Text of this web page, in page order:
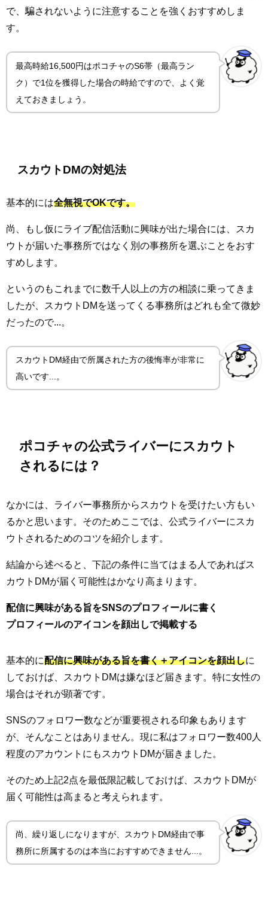
で、騙されないように注意することを強くおすすめしま
す。
最高時給16,500円はポコチャのS6帯（最高ラン
ク）で1位を獲得した場合の時給ですので、よく覚
えておきましょう。
スカウトDMの対処法
基本的には全無視でOKです。
尚、もし仮にライブ配信活動に興味が出た場合には、スカ
ウトが届いた事務所ではなく別の事務所を選ぶことをおす
すめします。
というのもこれまでに数千人以上の方の相談に乗ってきま
したが、スカウトDMを送ってくる事務所はどれも全て微妙
だったので...。
スカウトDM経由で所属された方の後悔率が非常に
高いです...。
ポコチャの公式ライバーにスカウト
されるには？
なかには、ライバー事務所からスカウトを受けたい方もい
るかと思います。そのためここでは、公式ライバーにスカ
ウトされるためのコツを紹介します。
結論から述べると、下記の条件に当てはまる人であればス
カウトDMが届く可能性はかなり高まります。
配信に興味がある旨をSNSのプロフィールに書く
プロフィールのアイコンを顔出しで掲載する
基本的に配信に興味がある旨を書く＋アイコンを顔出しに
しておけば、スカウトDMは嫌なほど届きます。特に女性の
場合はそれが顕著です。
SNSのフォロワー数などが重要視される印象もあります
が、そんなことはありません。現に私はフォロワー数400人
程度のアカウントにもスカウトDMが届きました。
そのため上記2点を最低限記載しておけば、スカウトDMが
届く可能性は高まると考えられます。
尚、繰り返しになりますが、スカウトDM経由で事
務所に所属するのは本当におすすめできません...。